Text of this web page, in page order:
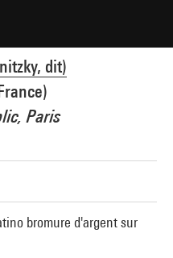
dit)
Paris
bromure d'argent sur